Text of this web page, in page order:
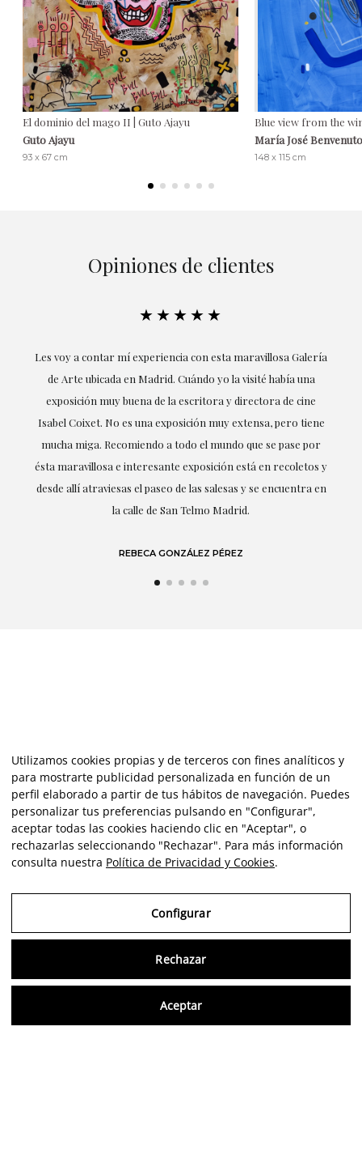
El dominio del mago II | Guto Ajayu
Guto Ajayu
93 x 67 cm
Blue view from the
María José
148 x 115 cm
Opiniones de clientes
★★★★★
Les voy a contar mí experiencia con esta maravillosa Galería
de Arte ubicada en Madrid. Cuándo yo la visité había una
exposición muy buena de la escritora y directora de cine
Isabel Coixet. No es una exposición muy extensa, pero tiene
mucha miga. Recomiendo a todo el mundo que se pase por
ésta maravillosa e interesante exposición está en recoletos y
desde allí atraviesas el paseo de las salesas y se encuentra en
la calle de San Telmo Madrid.
REBECA GONZÁLEZ PÉREZ
Utilizamos cookies propias y de terceros con fines analíticos y
para mostrarte publicidad personalizada en función de un
perfil elaborado a partir de tus hábitos de navegación. Puedes
personalizar tus preferencias pulsando en "Configurar",
aceptar todas las cookies haciendo clic en "Aceptar", o
rechazarlas seleccionando "Rechazar". Para más información
consulta nuestra Política de Privacidad y Cookies.
Configurar
Rechazar
Aceptar